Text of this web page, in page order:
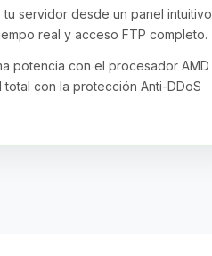
servidor desde un panel intuitivo
real y acceso FTP completo.
potencia con el procesador AMD
con la protección Anti-DDoS